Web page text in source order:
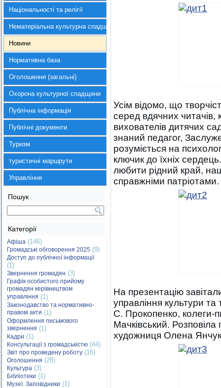
Національності та релігії
Нематеріальна культурна спадщина
Новини
Нормативна база
Оголошення (загальні)
Охорона культурної спадщини
Публічна інформація
Публічні документи
Туризм
туристичні маршрути
Управління
Пошук
Категорії
Афіша (146)
Громадські обговорення 2025 (9)
Доступ до публічної інформації
(1)
Звернення громадян (3)
Графік особистого прийому
громадян керівництвом
управління (1)
Законодавство та нормативно-
правові акти (1)
Оформлення письмового
звернення (1)
Кадри (1)
Консультації з громадськістю (44)
Звіт про проведену роботу (16)
Оголошення (28)
Культура (3)
Бібліотеки (1)
Музеї. Заповідники (1)
Усім відомо, що
серед вдячних читачів,
вихователів дитячих
знаний педагог,
розуміється на
ключик до їхніх
любити рідний край,
справжніми патріотами.
На презентацію
управління культури
С. Прокопенко, колеги-
Мачківський.
художниця Олена